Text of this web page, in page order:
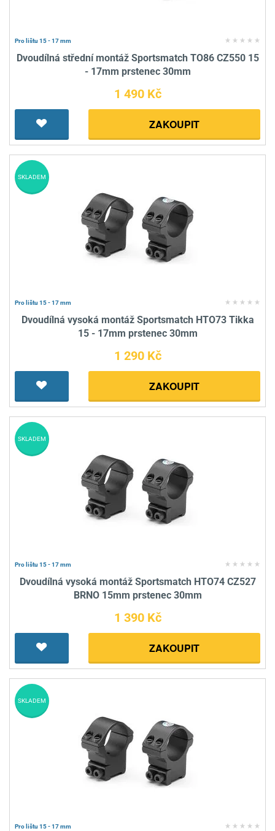
Pro lištu 15 - 17 mm
Dvoudílná střední montáž Sportsmatch TO86 CZ550 15
- 17mm prstenec 30mm
1 490 Kč
ZAKOUPIT
Pro lištu 15 - 17 mm
Dvoudílná vysoká montáž Sportsmatch HTO73 Tikka
15 - 17mm prstenec 30mm
1 290 Kč
ZAKOUPIT
SKLADEM
Pro lištu 15 - 17 mm
Dvoudílná vysoká montáž Sportsmatch HTO74 CZ527
BRNO 15mm prstenec 30mm
1 390 Kč
ZAKOUPIT
SKLADEM
Pro lištu 15 - 17 mm
SKLADEM